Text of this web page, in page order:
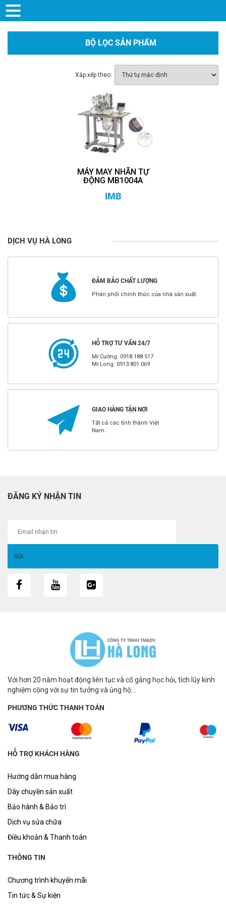
BỘ LỌC SẢN PHẨM
Xắp xếp theo:
MÁY MAY NHÃN TỰ
ĐỘNG MB1004A
IMB
DỊCH VỤ HÀ LONG
ĐẢM BẢO CHẤT LƯỢNG
Phân phối chính thức của nhà sản xuất.
HỖ TRỢ TƯ VẤN 24/7
Mr.Cường: 0918.188.517
Mr.Long: 0913.801.069
GIAO HÀNG TẬN NƠI
Tất cả các tỉnh thành Việt
Nam.
ĐĂNG KÝ NHẬN TIN
Với hơn 20 năm hoạt động liên tục và cố gắng học hỏi, tích lũy kinh
nghiệm cộng với sự tin tưởng và ủng hộ...
PHƯƠNG THỨC THANH TOÁN
HỖ TRỢ KHÁCH HÀNG
Hướng dẫn mua hàng
Dây chuyền sản xuất
Bảo hành & Bảo trì
Dịch vụ sửa chữa
Điều khoản & Thanh toán
THÔNG TIN
Chương trình khuyến mãi
Tin tức & Sự kiện